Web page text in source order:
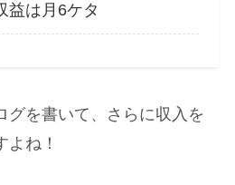
益は月6ケタ
グを書いて、さらに収入を
ね！